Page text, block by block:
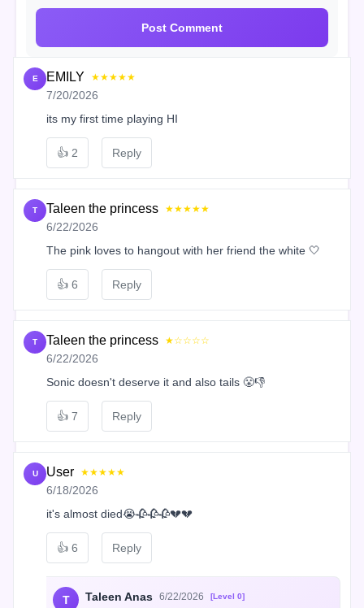
Post Comment
E EMILY ★★★★★
7/20/2026
its my first time playing HI
👍 2 Reply
T Taleen the princess ★★★★★
6/22/2026
The pink loves to hangout with her friend the white 🤍
👍 6 Reply
T Taleen the princess ★☆☆☆☆
6/22/2026
Sonic doesn't deserve it and also tails 😤👎
👍 7 Reply
U User ★★★★★
6/18/2026
it's almost died😭🥀🥀🥀💔💔
👍 6 Reply
T Taleen Anas 6/22/2026 [Level 0]